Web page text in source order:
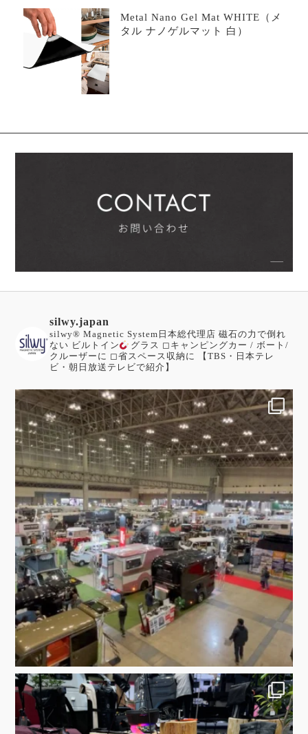
Metal Nano Gel Mat WHITE（メ
タル ナノゲルマット 白）
silwy.japan
silwy®︎ Magnetic System日本総代理店 磁石の力で倒れ
ない ビルトイン
グラス ◻︎キャンピングカー / ボート/
クルーザーに ◻︎省スペース収納に
【TBS・日本テレ
ビ・朝日放送テレビで紹介】